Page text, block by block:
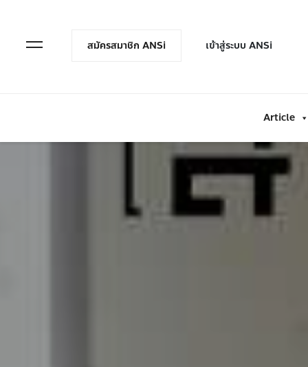
Open Menuสมัครสมาชิก ANSi เข้าสู่ระบบ ANSi
Article